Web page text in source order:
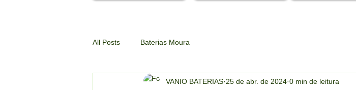
All Posts Baterias Moura
VANIO BATERIAS 25 de abr. de 2024 0 min de leitura